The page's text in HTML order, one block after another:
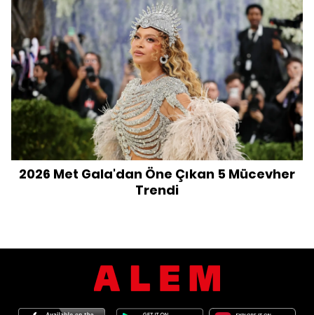
2026 Met Gala'dan Öne Çıkan 5 Mücevher
Trendi